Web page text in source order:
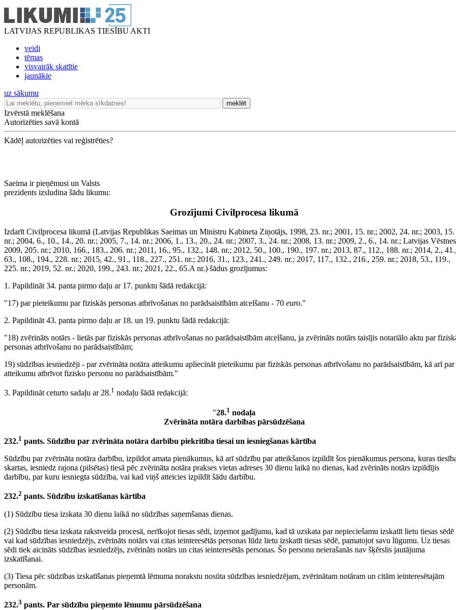
LATVIJAS REPUBLIKAS TIESĪBU AKTI
veidi
tēmas
visvairāk skatītie
jaunākie
uz sākumu
meklēt
Izvērstā meklēšana
Autorizēties savā kontā
Kādēļ autorizēties vai reģistrēties?
Saeima ir pieņēmusi un Valsts
prezidents izsludina šādu likumu:
Grozījumi Civilprocesa likumā
Izdarīt Civilprocesa likumā (Latvijas Republikas Saeimas un Ministru Kabineta Ziņotājs, 1998, 23. nr.; 2001, 15. nr.; 2002, 24. nr.; 2003, 15.
nr.; 2004, 6., 10., 14., 20. nr.; 2005, 7., 14. nr.; 2006, 1., 13., 20., 24. nr.; 2007, 3., 24. nr.; 2008, 13. nr.; 2009, 2., 6., 14. nr.; Latvijas
2009, 205. nr.; 2010, 166., 183., 206. nr.; 2011, 16., 95., 132., 148. nr.; 2012, 50., 100., 190., 197. nr.; 2013, 87., 112., 188. nr.; 2014, 2.,
63., 108., 194., 228. nr.; 2015, 42., 91., 118., 227., 251. nr.; 2016, 31., 123., 241., 249. nr.; 2017, 117., 132., 216., 259. nr.; 2018, 53., 119.,
225. nr.; 2019, 52. nr.; 2020, 199., 243. nr.; 2021, 22., 65.A nr.) šādus grozījumus:
1. Papildināt 34. panta pirmo daļu ar 17. punktu šādā redakcijā:
"17) par pieteikumu par fiziskās personas atbrīvošanas no parādsaistībām atcelšanu - 70 euro."
2. Papildināt 43. panta pirmo daļu ar 18. un 19. punktu šādā redakcijā:
"18) zvērināts notārs - lietās par fiziskās personas atbrīvošanas no parādsaistībām atcelšanu, ja zvērināts notārs taisījis notariālo aktu par
personas atbrīvošanu no parādsaistībām;
19) sūdzības iesniedzēji - par zvērināta notāra atteikumu apliecināt pieteikumu par fiziskās personas atbrīvošanu no parādsaistībām, kā arī par
atteikumu atbrīvot fizisko personu no parādsaistībām."
3. Papildināt ceturto sadaļu ar 28.1 nodaļu šādā redakcijā:
"28.1 nodaļa
Zvērināta notāra darbības pārsūdzēšana
232.1 pants. Sūdzību par zvērināta notāra darbību piekritība tiesai un iesniegšanas kārtība
Sūdzību par zvērināta notāra darbību, izpildot amata pienākumus, kā arī sūdzību par atteikšanos izpildīt šos pienākumus persona, kuras
skartas, iesniedz rajona (pilsētas) tiesā pēc zvērināta notāra prakses vietas adreses 30 dienu laikā no dienas, kad zvērināts notārs izpildījis
darbību, par kuru iesniegta sūdzība, vai kad viņš atteicies izpildīt šādu darbību.
232.2 pants. Sūdzību izskatīšanas kārtība
(1) Sūdzību tiesa izskata 30 dienu laikā no sūdzības saņemšanas dienas.
(2) Sūdzību tiesa izskata rakstveida procesā, nerīkojot tiesas sēdi, izņemot gadījumu, kad tā uzskata par nepieciešamu izskatīt lietu tiesas sēdē
vai kad sūdzības iesniedzējs, zvērināts notārs vai citas ieinteresētās personas lūdz lietu izskatīt tiesas sēdē, pamatojot savu lūgumu. Uz tiesas
sēdi tiek aicināts sūdzības iesniedzējs, zvērināts notārs un citas ieinteresētās personas. Šo personu neierašanās nav šķērslis jautājuma
izskatīšanai.
(3) Tiesa pēc sūdzības izskatīšanas pieņemtā lēmuma norakstu nosūta sūdzības iesniedzējam, zvērinātam notāram un citām ieinteresētajām
personām.
232.3 pants. Par sūdzību pieņemto lēmumu pārsūdzēšana